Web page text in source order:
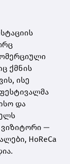
ქმნის
ისე
და
ვიზიტორი —
HoReCa